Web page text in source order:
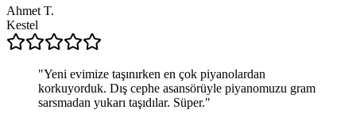
Ahmet T.
Kestel
"Yeni evimize taşınırken en çok piyanolardan
korkuyorduk. Dış cephe asansörüyle piyanomuzu gram
sarsmadan yukarı taşıdılar. Süper."